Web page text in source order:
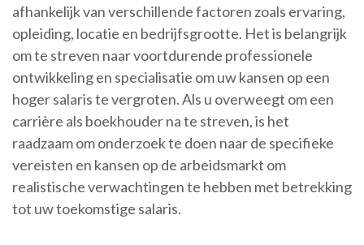
afhankelijk van verschillende factoren zoals ervaring,
opleiding, locatie en bedrijfsgrootte. Het is belangrijk
om te streven naar voortdurende professionele
ontwikkeling en specialisatie om uw kansen op een
hoger salaris te vergroten. Als u overweegt om een
carrière als boekhouder na te streven, is het
raadzaam om onderzoek te doen naar de specifieke
vereisten en kansen op de arbeidsmarkt om
realistische verwachtingen te hebben met betrekking
tot uw toekomstige salaris.